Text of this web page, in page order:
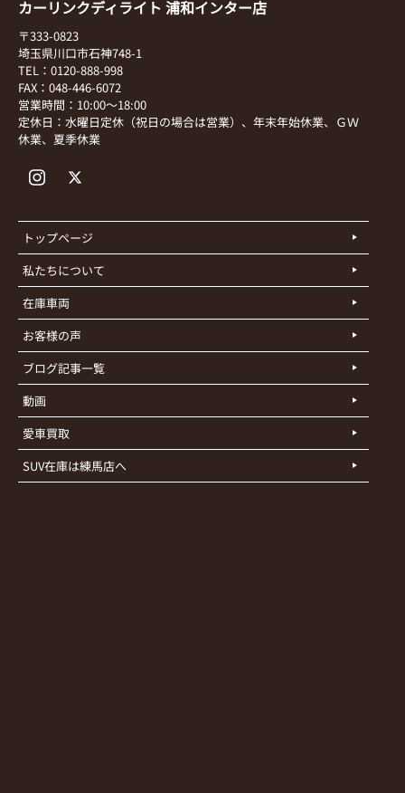
カーリンクディライト 浦和インター店
〒333-0823
埼玉県川口市石神748-1
TEL：0120-888-998
FAX：048-446-6072
営業時間：10:00～18:00
定休日：水曜日定休（祝日の場合は営業）、年末年始休業、ＧＷ
休業、夏季休業
トップページ
私たちについて
在庫車両
お客様の声
ブログ記事一覧
動画
愛車買取
SUV在庫は練馬店へ